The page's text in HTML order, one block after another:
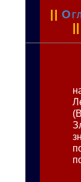
||
||